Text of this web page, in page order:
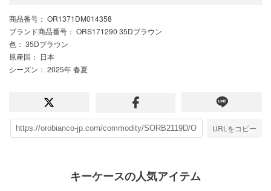
商品番号 ： OR1371DM014358
ブランド商品番号 ： ORS171290 35Dブラウン
色 ： 35Dブラウン
原産国 ： 日本
シーズン ： 2025年 春夏
URLをコピー
キーケースの人気アイテム